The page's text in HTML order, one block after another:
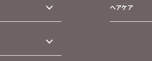
ヘアケア